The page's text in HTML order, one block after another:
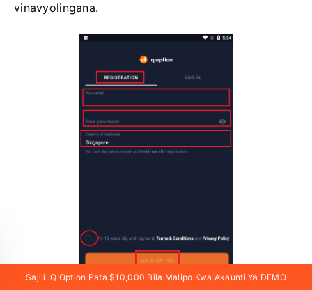
vinavyolingana.
Sajili IQ Option Pata $10,000 Bila Malipo Kwa Akaunti Ya DEMO